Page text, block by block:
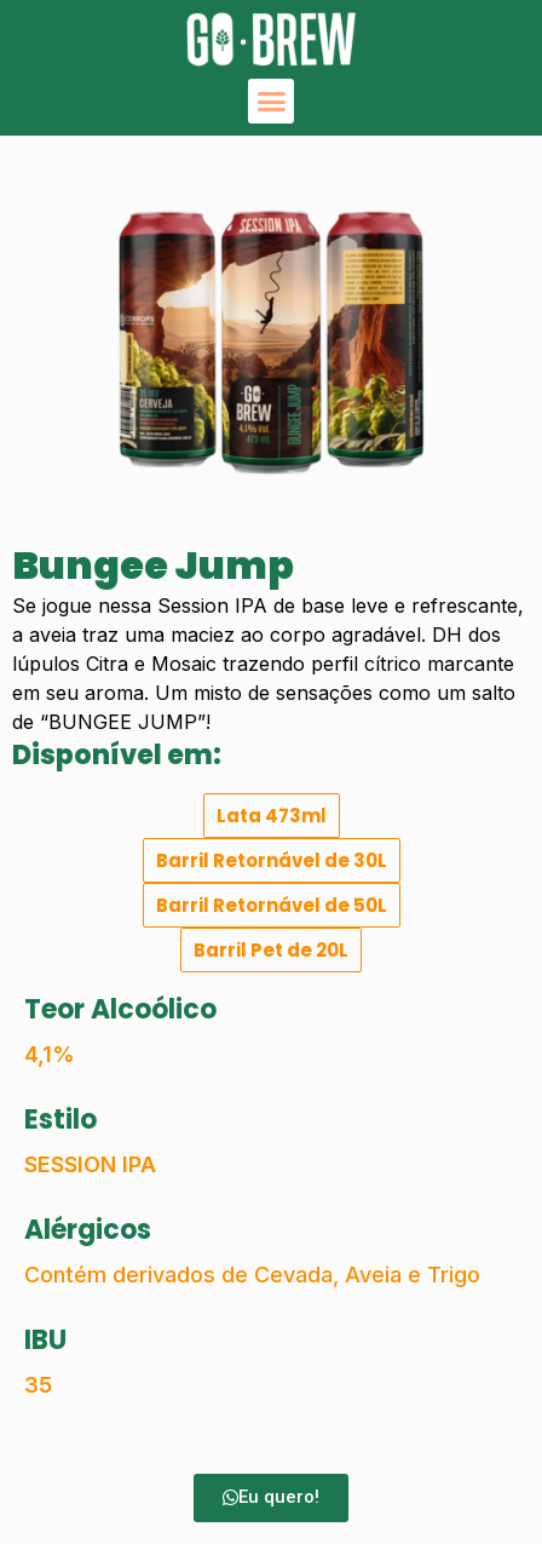
Bungee Jump
Se jogue nessa Session IPA de base leve e refrescante,
a aveia traz uma maciez ao corpo agradável. DH dos
lúpulos Citra e Mosaic trazendo perfil cítrico marcante
em seu aroma. Um misto de sensações como um salto
de “BUNGEE JUMP”!
Disponível em:
Lata 473ml
Barril Retornável de 30L
Barril Retornável de 50L
Barril Pet de 20L
Teor Alcoólico
4,1%
Estilo
SESSION IPA
Alérgicos
Contém derivados de Cevada, Aveia e Trigo
IBU
35
Eu quero!